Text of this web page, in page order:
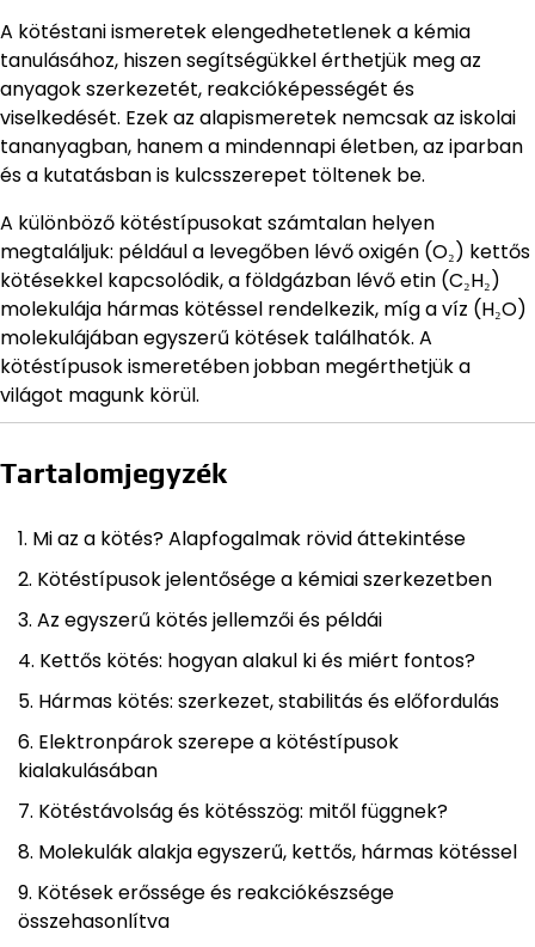
A kötéstani ismeretek elengedhetetlenek a kémia
tanulásához, hiszen segítségükkel érthetjük meg az
anyagok szerkezetét, reakcióképességét és
viselkedését. Ezek az alapismeretek nemcsak az iskolai
tananyagban, hanem a mindennapi életben, az iparban
és a kutatásban is kulcsszerepet töltenek be.
A különböző kötéstípusokat számtalan helyen
megtaláljuk: például a levegőben lévő oxigén (O₂) kettős
kötésekkel kapcsolódik, a földgázban lévő etin (C₂H₂)
molekulája hármas kötéssel rendelkezik, míg a víz (H₂O)
molekulájában egyszerű kötések találhatók. A
kötéstípusok ismeretében jobban megérthetjük a
világot magunk körül.
Tartalomjegyzék
Mi az a kötés? Alapfogalmak rövid áttekintése
Kötéstípusok jelentősége a kémiai szerkezetben
Az egyszerű kötés jellemzői és példái
Kettős kötés: hogyan alakul ki és miért fontos?
Hármas kötés: szerkezet, stabilitás és előfordulás
Elektronpárok szerepe a kötéstípusok
kialakulásában
Kötéstávolság és kötésszög: mitől függnek?
Molekulák alakja egyszerű, kettős, hármas kötéssel
Kötések erőssége és reakciókészsége
összehasonlítva